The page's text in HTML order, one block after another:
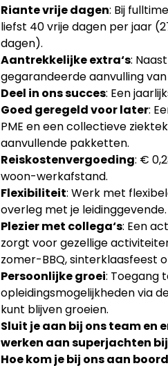
Riante vrije dagen: Bij
liefst 40 vrije dagen per jaar
dagen).
Aantrekkelijke extra‘s:
gegarandeerde aanvulling van
Deel in ons succes: Een
Goed geregeld voor later:
PME en een collectieve
aanvullende pakketten.
Reiskostenvergoeding: €
woon-werkafstand.
Flexibiliteit: Werk met
overleg met je leidinggevende.
Plezier met collega‘s: Een
zorgt voor gezellige
zomer-BBQ, sinterklaasfeest
Persoonlijke groei: Toegang
opleidingsmogelijkheden via
kunt blijven groeien.
Sluit je aan bij ons team en
werken aan superjachten
Hoe kom je bij ons aan